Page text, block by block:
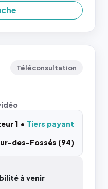
Téléconsultation
1
Tiers payant
des-Fossés (94)
à venir